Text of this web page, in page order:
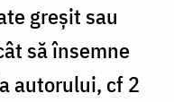
greşit sau
să însemne
autorului, cf 2